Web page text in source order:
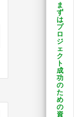
ま
ず
は
プ
ロ
ジ
ェ
ク
ト
成
功
の
た
め
の
資